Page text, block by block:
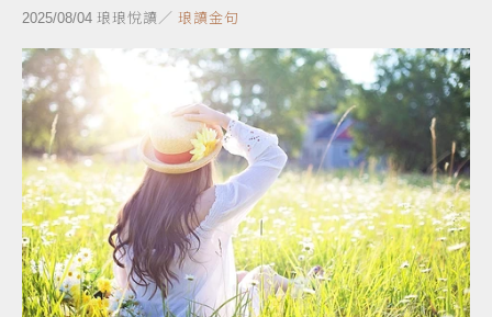
2025/08/04 琅琅悅讀／ 琅讀金句